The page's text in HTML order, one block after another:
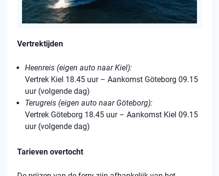
Vertrektijden
Heenreis (eigen auto naar Kiel):
Vertrek Kiel 18.45 uur – Aankomst Göteborg 09.15
uur (volgende dag)
Terugreis (eigen auto naar Göteborg):
Vertrek Göteborg 18.45 uur – Aankomst Kiel 09.15
uur (volgende dag)
Tarieven overtocht